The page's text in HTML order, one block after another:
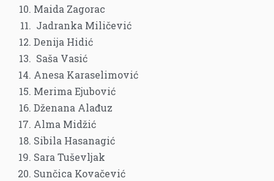
Maida Zagorac
Jadranka Miličević
Denija Hidić
Saša Vasić
Anesa Karaselimović
Merima Ejubović
Dženana Alađuz
Alma Midžić
Sibila Hasanagić
Sara Tuševljak
Sunčica Kovačević